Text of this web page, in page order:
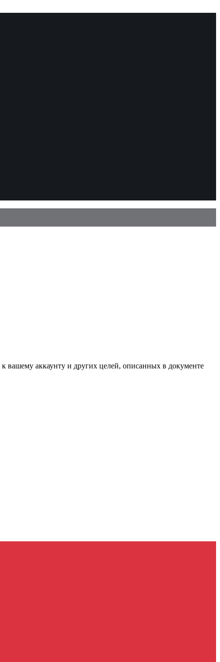
вашему аккаунту и других целей, описанных в документе